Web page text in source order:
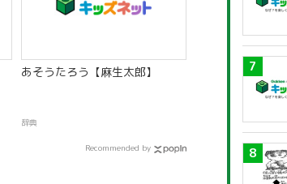
あそうたろう【麻生太郎】
辞典
Recommended by